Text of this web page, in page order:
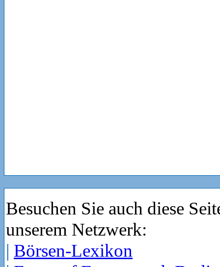
Besuchen Sie auch diese
unserem Netzwerk:
| Börsen-Lexikon